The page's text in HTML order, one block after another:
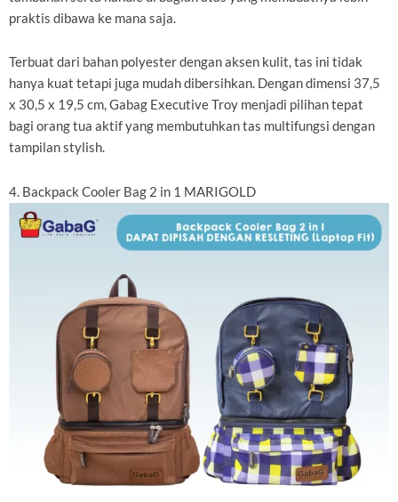
praktis dibawa ke mana saja.
Terbuat dari bahan polyester dengan aksen kulit, tas ini tidak
hanya kuat tetapi juga mudah dibersihkan. Dengan dimensi 37,5
x 30,5 x 19,5 cm, Gabag Executive Troy menjadi pilihan tepat
bagi orang tua aktif yang membutuhkan tas multifungsi dengan
tampilan stylish.
4. Backpack Cooler Bag 2 in 1 MARIGOLD